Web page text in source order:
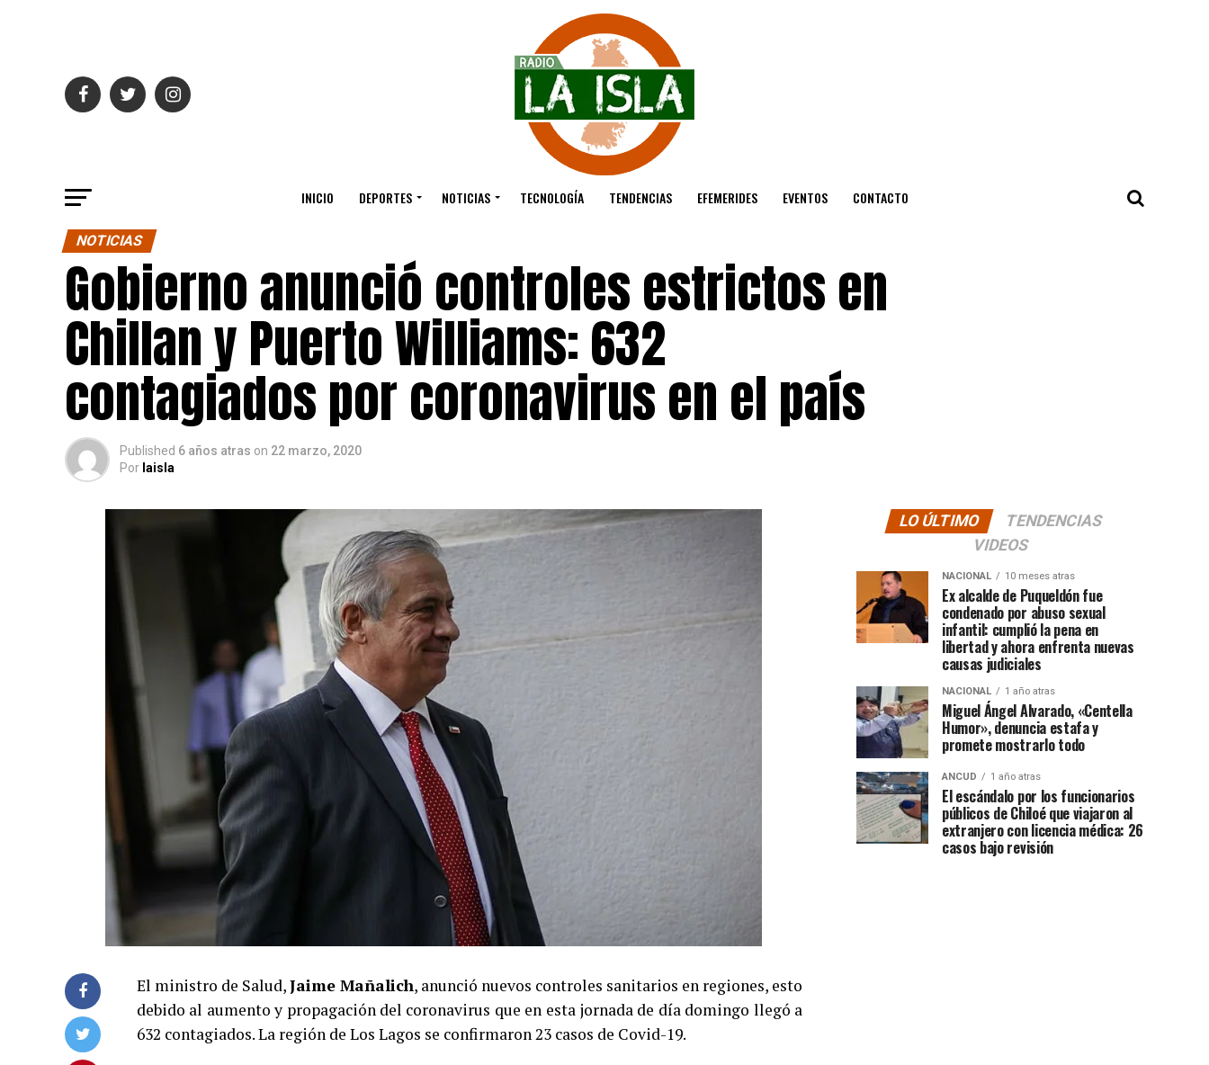
INICIO DEPORTES NOTICIAS TECNOLOGÍA TENDENCIAS EFEMERIDES EVENTOS CONTACTO
NOTICIAS
Gobierno anunció controles estrictos en
Chillan y Puerto Williams: 632
contagiados por coronavirus en el país
Published 6 años atras on 22 marzo, 2020
Por laisla
El ministro de Salud,Jaime Mañalich, anunció nuevos controles sanitarios en regiones, esto
debido al aumento y propagación del coronavirus que en esta jornada de día domingo llegó a
632 contagiados. La región de Los Lagos se confirmaron 23 casos de Covid-19.
LO ÚLTIMO
TENDENCIAS
VIDEOS
NACIONAL 10 meses atras
Ex alcalde de Puqueldón fue
condenado por abuso sexual
infantil: cumplió la pena en
libertad y ahora enfrenta nuevas
causas judiciales
NACIONAL 1 año atras
Miguel Ángel Alvarado, «Centella
Humor», denuncia estafa y
promete mostrarlo todo
ANCUD 1 año atras
El escándalo por los funcionarios
públicos de Chiloé que viajaron al
extranjero con licencia médica: 26
casos bajo revisión